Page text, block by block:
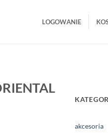
LOGOWANIE
akcesoria